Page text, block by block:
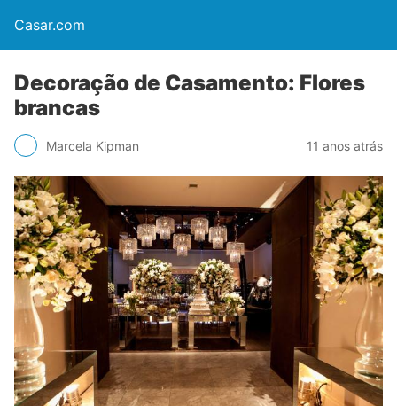
Casar.com
Decoração de Casamento: Flores
brancas
Marcela Kipman 11 anos atrás